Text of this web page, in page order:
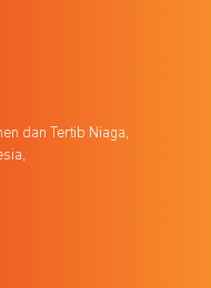
dan Tertib Niaga,